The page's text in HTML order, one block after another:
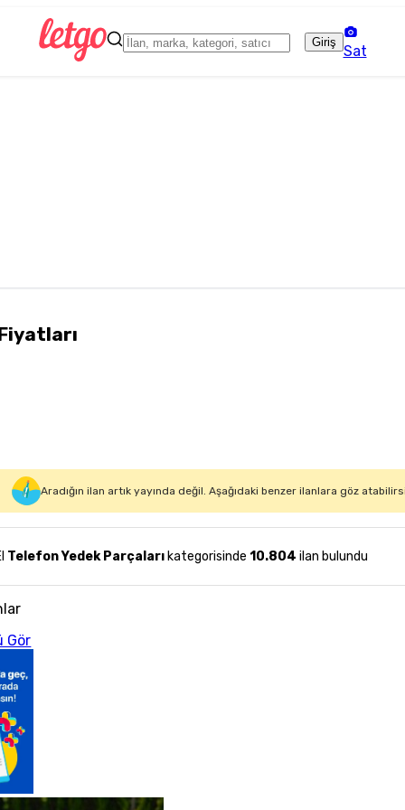
Giriş
Sat
Aradığın ilan artık yayında değil. Aşağıdaki benzer ilanlara göz
Telefon Yedek Parçaları kategorisinde 10.804 ilan bulundu
Gör